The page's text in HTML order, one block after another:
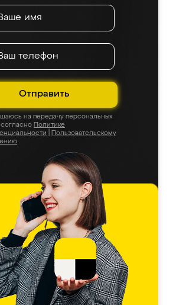
Отправить
на передачу персональных
Политике
Пользовательскому